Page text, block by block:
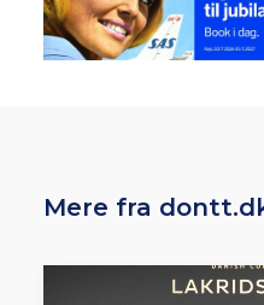
Mere fra